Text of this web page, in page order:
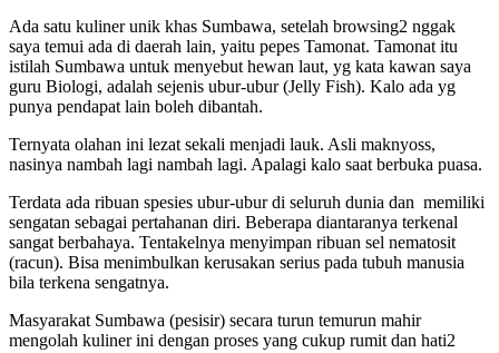
Ada satu kuliner unik khas Sumbawa, setelah browsing2 nggak
saya temui ada di daerah lain, yaitu pepes Tamonat. Tamonat itu
istilah Sumbawa untuk menyebut hewan laut, yg kata kawan saya
guru Biologi, adalah sejenis ubur-ubur (Jelly Fish). Kalo ada yg
punya pendapat lain boleh dibantah.
Ternyata olahan ini lezat sekali menjadi lauk. Asli maknyoss,
nasinya nambah lagi nambah lagi. Apalagi kalo saat berbuka puasa.
Terdata ada ribuan spesies ubur-ubur di seluruh dunia dan memiliki
sengatan sebagai pertahanan diri. Beberapa diantaranya terkenal
sangat berbahaya. Tentakelnya menyimpan ribuan sel nematosit
(racun). Bisa menimbulkan kerusakan serius pada tubuh manusia
bila terkena sengatnya.
Masyarakat Sumbawa (pesisir) secara turun temurun mahir
mengolah kuliner ini dengan proses yang cukup rumit dan hati2